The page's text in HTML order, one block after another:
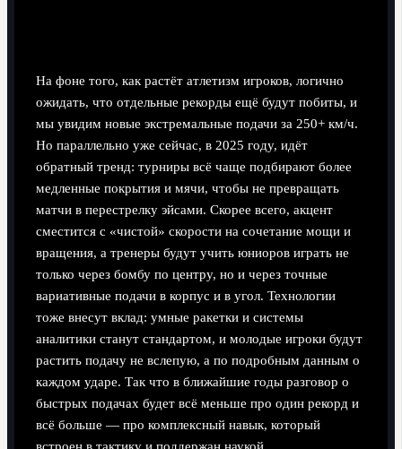
На фоне того, как растёт атлетизм игроков, логично
ожидать, что отдельные рекорды ещё будут побиты, и
мы увидим новые экстремальные подачи за 250+ км/ч.
Но параллельно уже сейчас, в 2025 году, идёт
обратный тренд: турниры всё чаще подбирают более
медленные покрытия и мячи, чтобы не превращать
матчи в перестрелку эйсами. Скорее всего, акцент
сместится с «чистой» скорости на сочетание мощи и
вращения, а тренеры будут учить юниоров играть не
только через бомбу по центру, но и через точные
вариативные подачи в корпус и в угол. Технологии
тоже внесут вклад: умные ракетки и системы
аналитики станут стандартом, и молодые игроки будут
растить подачу не вслепую, а по подробным данным о
каждом ударе. Так что в ближайшие годы разговор о
быстрых подачах будет всё меньше про один рекорд и
всё больше — про комплексный навык, который